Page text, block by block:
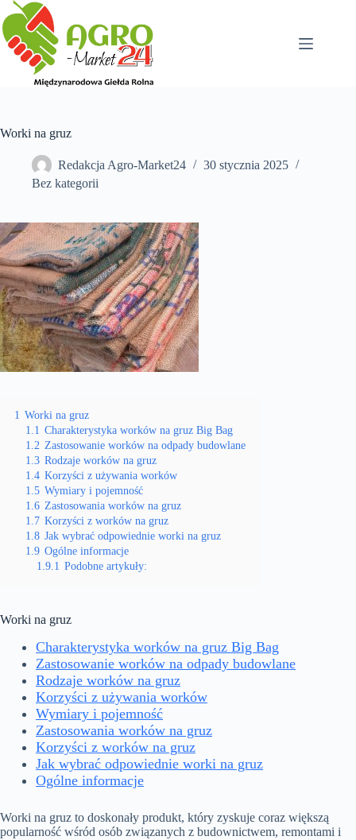
Przejdź
do
treści
Worki na gruz
Redakcja Agro-Market24
30 stycznia 2025
Bez kategorii
1 Worki na gruz
1.1 Charakterystyka worków na gruz Big Bag
1.2 Zastosowanie worków na odpady budowlane
1.3 Rodzaje worków na gruz
1.4 Korzyści z używania worków
1.5 Wymiary i pojemność
1.6 Zastosowania worków na gruz
1.7 Korzyści z worków na gruz
1.8 Jak wybrać odpowiednie worki na gruz
1.9 Ogólne informacje
1.9.1 Podobne artykuły:
Worki na gruz
Charakterystyka worków na gruz Big Bag
Zastosowanie worków na odpady budowlane
Rodzaje worków na gruz
Korzyści z używania worków
Wymiary i pojemność
Zastosowania worków na gruz
Korzyści z worków na gruz
Jak wybrać odpowiednie worki na gruz
Ogólne informacje
Worki na gruz to doskonały produkt, który zyskuje coraz większą
popularność wśród osób związanych z budownictwem, remontami i